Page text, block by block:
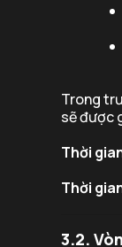
Trong
sẽ được
Thời
Thời
3.2.